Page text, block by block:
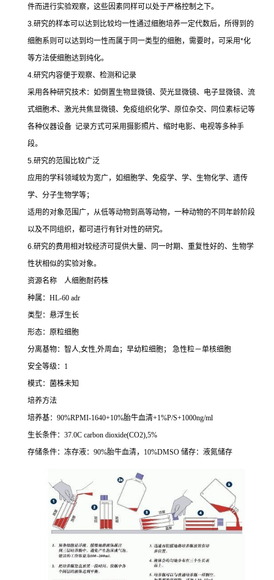
件而进行实验观察，这些因素同样可以处于严格控制之下。
3.研究的样本可以达到比较均一性通过细胞培养一定代数后，所得到的
细胞系则可以达到均一性而属于同一类型的细胞，需要时，可采用*化
等方法使细胞达到纯化。
4.研究内容便于观察、检测和记录
采用各种研究技术：如倒置生物显微镜、荧光显微镜、电子显微镜、流
式细胞术、激光共焦显微镜、免疫组织化学、原位杂交、同位素标记等
各种仪器设备 记录方式可采用摄影照片、缩时电影、电视等多种手
段。
5.研究的范围比较广泛
应用的学科领域较为宽广，如细胞学、免疫学、学、生物化学、遗传
学、分子生物学等；
适用的对象范围广，从低等动物到高等动物，一种动物的不同年龄阶段
以及不同组织，都可进行有针对性的研究。
6.研究的费用相对较经济可提供大量、同一时期、重复性好的、生物学
性状相似的实验对象。
资源名称 人细胞耐药株
种属： HL-60 adr
类型：悬浮生长
形态：原粒细胞
分离基物：智人,女性,外周血；早幼粒细胞；
急性粒－单核细胞
安全等级： 1
模式：菌株未知
培养方法
培养基： 90%RPMI-1640+10%胎牛血清+1%P/S+1000ng/ml
生长条件： 37.0C carbon dioxide(CO2),5%
存储条件：冻存液： 90%胎牛血清， 10%DMSO 储存：液氮储存